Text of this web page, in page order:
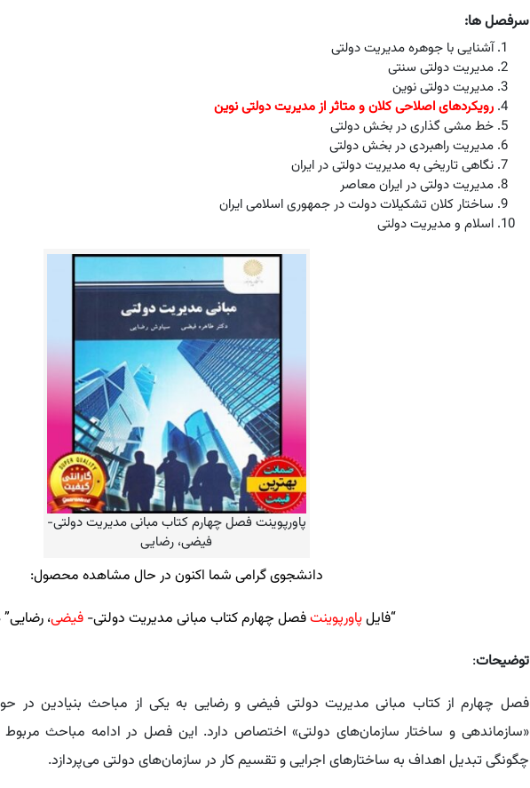
سرفصل ها:
آشنایی با جوهره مدیریت دولتی
مدیریت دولتی سنتی
مدیریت دولتی نوین
رویکردهای اصلاحی کلان و متاثر از مدیریت دولتی نوین
خط مشی گذاری در بخش دولتی
مدیریت راهبردی در بخش دولتی
نگاهی تاریخی به مدیریت دولتی در ایران
مدیریت دولتی در ایران معاصر
ساختار کلان تشکیلات دولت در جمهوری اسلامی ایران
اسلام و مدیریت دولتی
پاورپوینت فصل چهارم کتاب مبانی مدیریت دولتی-
فیضی، رضایی
دانشجوی گرامی شما اکنون در حال مشاهده محصول:
“فایلپاورپوینتفصل چهارم کتاب مبانی مدیریت دولتی- فیضی، رضایی
توضیحات:
فصل چهارم از کتاب مبانی مدیریت دولتی فیضی و رضایی به یکی از مباحث بنیادین در
«سازماندهی و ساختار سازمان‌های دولتی» اختصاص دارد. این فصل در ادامه مباحث مربوط
چگونگی تبدیل اهداف به ساختارهای اجرایی و تقسیم کار در سازمان‌های دولتی می‌پردازد.